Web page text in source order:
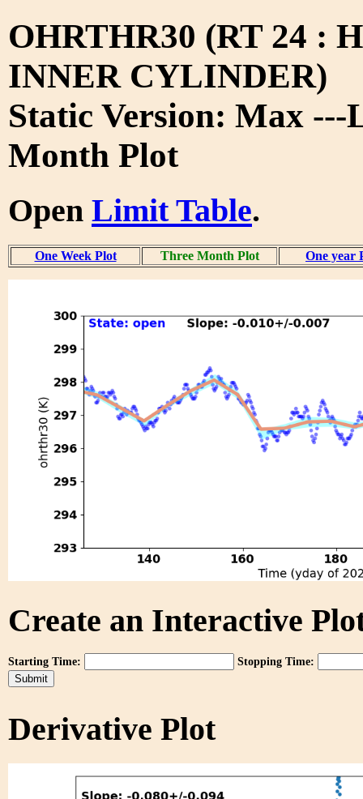
OHRTHR30 (RT 24 :
INNER CYLINDER)
Static Version: Max ---
Month Plot
Open Limit Table.
One Week Plot Three Month Plot One year
Create an Interactive
Starting Time: Stopping Time:
Derivative Plot